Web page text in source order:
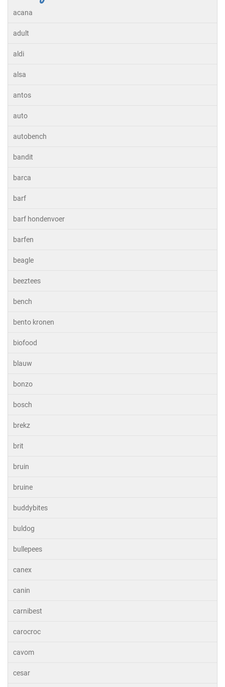
acana
adult
aldi
alsa
antos
auto
autobench
bandit
barca
barf
barf hondenvoer
barfen
beagle
beeztees
bench
bento kronen
biofood
blauw
bonzo
bosch
brekz
brit
bruin
bruine
buddybites
buldog
bullepees
canex
canin
carnibest
carocroc
cavom
cesar